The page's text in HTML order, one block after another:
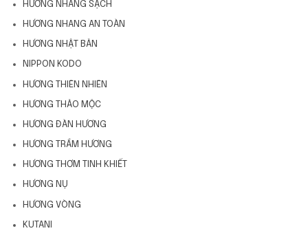
HƯƠNG NHANG SẠCH
HƯƠNG NHANG AN TOÀN
HƯƠNG NHẬT BẢN
NIPPON KODO
HƯƠNG THIÊN NHIÊN
HƯƠNG THẢO MỘC
HƯƠNG ĐÀN HƯƠNG
HƯƠNG TRẦM HƯƠNG
HƯƠNG THƠM TINH KHIẾT
HƯƠNG NỤ
HƯƠNG VÒNG
KUTANI